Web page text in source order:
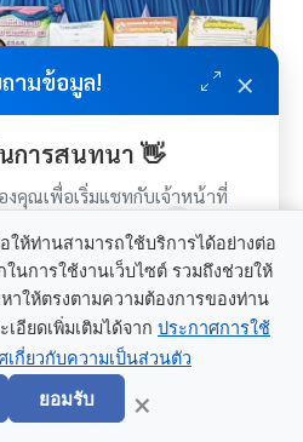
การมีส่วนร่วม ลด คัด แยก ขยะ
ประจำปีงบประมาณ
นตำบลนาสะไมย์ อำเภอเมือง
ให้ท่านสามารถใช้บริการได้อย่างต่อ
นการใช้งานเว็บไซต์ รวมถึงช่วยให้
าให้ตรงตามความต้องการของท่าน
อียดเพิ่มเติมได้จาก ประกาศการใช้
เกี่ยวกับความเป็นส่วนตัว
ยอมรับ ×
ามข้อมูล! ×
การสนทนา 👋
งคุณเพื่อเริ่มแชทกับเจ้าหน้าที่
เริ่มแชท